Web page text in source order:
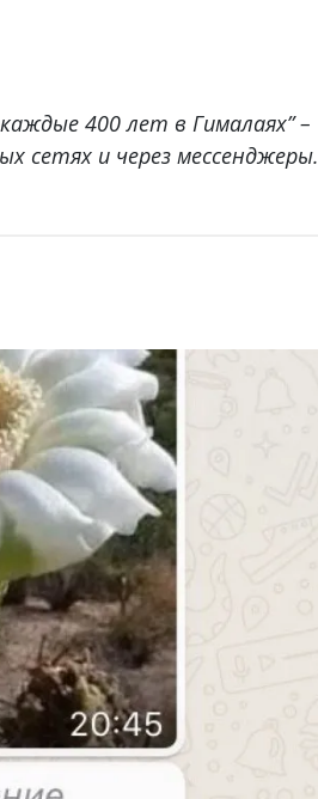
400 лет в Гималаях” –
сетях и через мессенджеры.